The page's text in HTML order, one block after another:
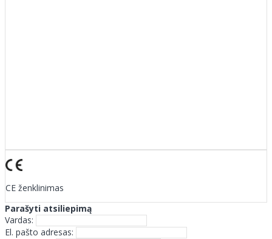
CE ženklinimas
Parašyti atsiliepimą
Vardas:
El. pašto adresas: